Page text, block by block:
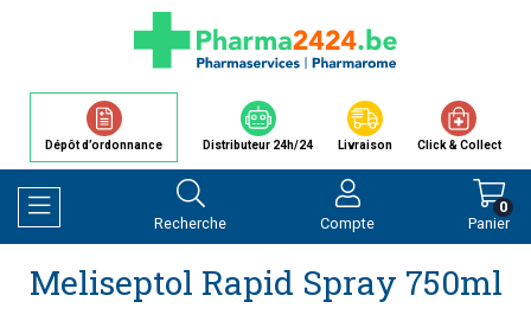
Dépôt d’ordonnance Distributeur 24h/24 Livraison Click & Collect
Afficher la navigation
Recherche Compte Panier
0
Meliseptol Rapid Spray 750ml